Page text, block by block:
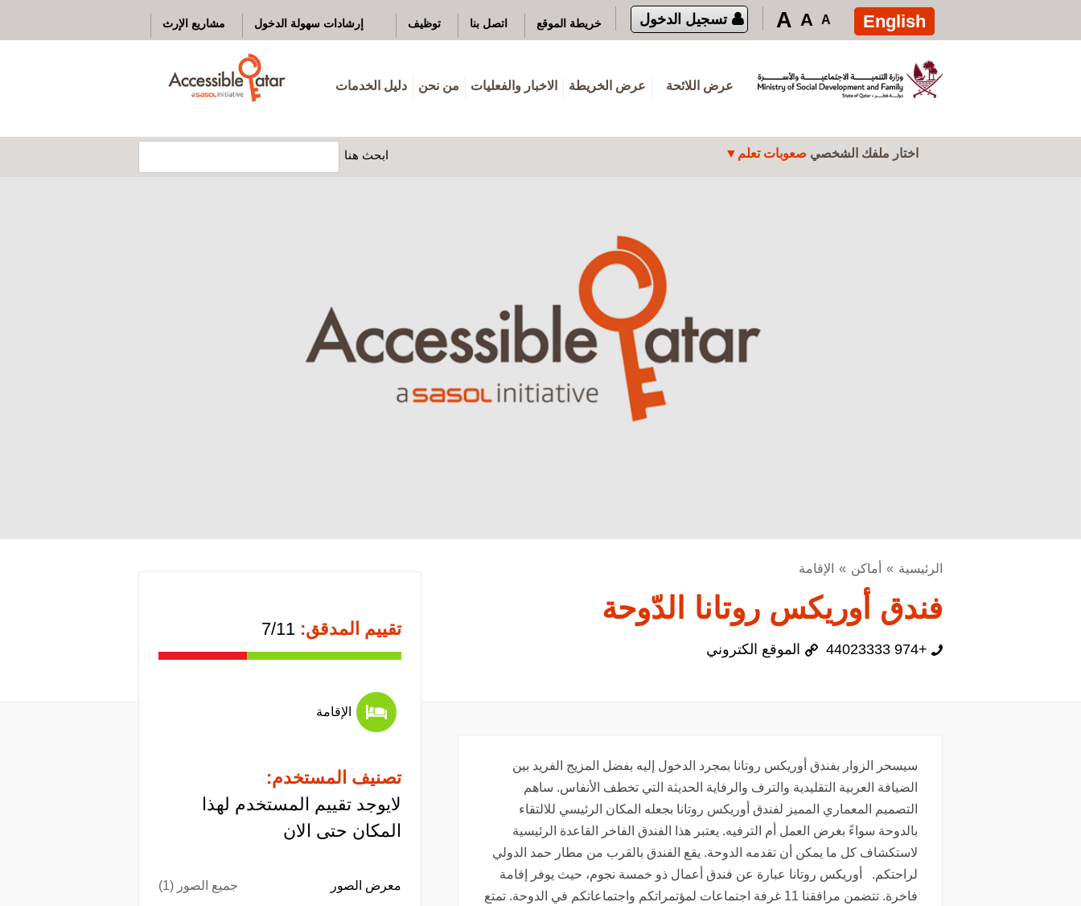
تجاوز إلى المحتوى الرئيسي
English
A
A
A تسجيل الدخول خريطة الموقع اتصل بنا توظيف إرشادات سهولة الدخول مشاريع الإرث
عرض اللائحة عرض الخريطة الاخبار والفعليات من نحن دليل الخدمات
اختار ملفك الشخصي صعوبات تعلم ابحث هنا
الرئيسية أماكن الإقامة
فندق أوريكس روتانا الدّوحة
+974 44023333 الموقع الكتروني
سيسحر الزوار بفندق أوريكس روتانا بمجرد الدخول إليه بفضل المزيج الفريد بين
الضيافة العربية التقليدية والترف والرفاية الحديثة التي تخطف الأنفاس. ساهم
التصميم المعماري المميز لفندق أوريكس روتانا بجعله المكان الرئيسي للالتقاء
بالدوحة سواءً بغرض العمل أم الترفيه. يعتبر هذا الفندق الفاخر القاعدة الرئيسية
لاستكشاف كل ما يمكن أن تقدمه الدوحة. يقع الفندق بالقرب من مطار حمد الدولي
لراحتكم. أوريكس روتانا عبارة عن فندق أعمال ذو خمسة نجوم، حيث يوفر إقامة
فاخرة. تتضمن مرافقنا 11 غرفة اجتماعات لمؤتمراتكم واجتماعاتكم في الدوحة. تمتع
تقييم المدقق:
الإقامة
تصنيف المستخدم:
لايوجد تقييم المستخدم لهذا
المكان حتى الان
معرض الصور جميع الصور (1)